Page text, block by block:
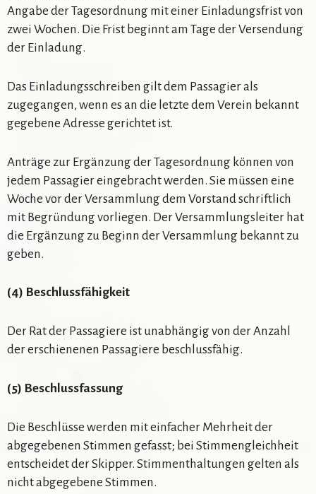
Angabe der Tagesordnung mit einer Einladungsfrist von
zwei Wochen. Die Frist beginnt am Tage der Versendung
der Einladung.
Das Einladungsschreiben gilt dem Passagier als
zugegangen, wenn es an die letzte dem Verein bekannt
gegebene Adresse gerichtet ist.
Anträge zur Ergänzung der Tagesordnung können von
jedem Passagier eingebracht werden. Sie müssen eine
Woche vor der Versammlung dem Vorstand schriftlich
mit Begründung vorliegen. Der Versammlungsleiter hat
die Ergänzung zu Beginn der Versammlung bekannt zu
geben.
(4) Beschlussfähigkeit
Der Rat der Passagiere ist unabhängig von der Anzahl
der erschienenen Passagiere beschlussfähig.
(5) Beschlussfassung
Die Beschlüsse werden mit einfacher Mehrheit der
abgegebenen Stimmen gefasst; bei Stimmengleichheit
entscheidet der Skipper. Stimmenthaltungen gelten als
nicht abgegebene Stimmen.